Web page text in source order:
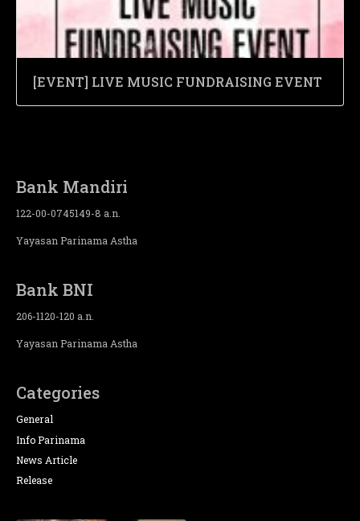
[EVENT] LIVE MUSIC FUNDRAISING EVENT
Bank Mandiri
122-00-0745149-8 a.n.
Yayasan Parinama Astha
Bank BNI
206-1120-120 a.n.
Yayasan Parinama Astha
Categories
General
Info Parinama
News Article
Release